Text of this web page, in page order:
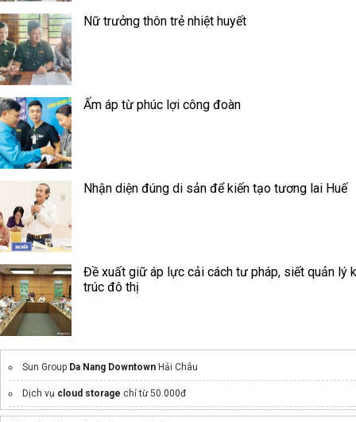
Nữ trưởng thôn trẻ nhiệt huyết
Ấm áp từ phúc lợi công đoàn
Nhận diện đúng di sản để kiến tạo tương lai Huế
Đề xuất giữ áp lực cải cách tư pháp, siết quản lý
trúc đô thị
Sun Group Da Nang Downtown Hải Châu
Dịch vụ cloud storage chỉ từ 50.000đ
D'.Diamant Bleuddiamant-bleu.com.vn